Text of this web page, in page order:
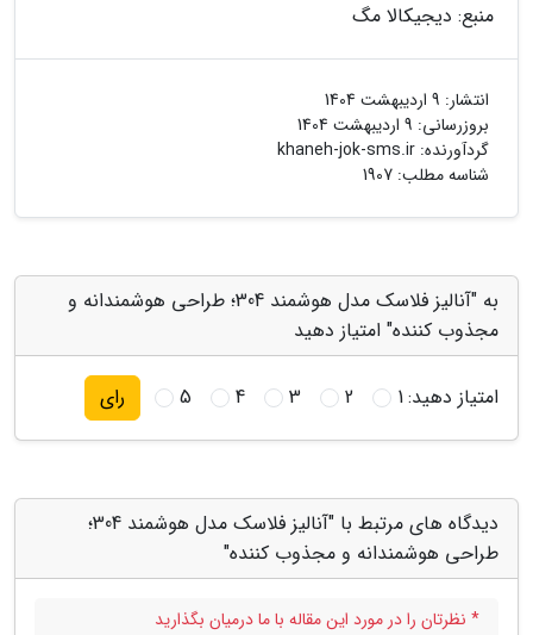
منبع: دیجیکالا مگ
انتشار: 9 اردیبهشت 1404
بروزرسانی: 9 اردیبهشت 1404
گردآورنده: khaneh-jok-sms.ir
شناسه مطلب: 1907
به "آنالیز فلاسک مدل هوشمند 304؛ طراحی هوشمندانه و
مجذوب کننده" امتیاز دهید
امتیاز دهید:1
2
3
4
5 رای
دیدگاه های مرتبط با "آنالیز فلاسک مدل هوشمند 304؛
طراحی هوشمندانه و مجذوب کننده"
* نظرتان را در مورد این مقاله با ما درمیان بگذارید